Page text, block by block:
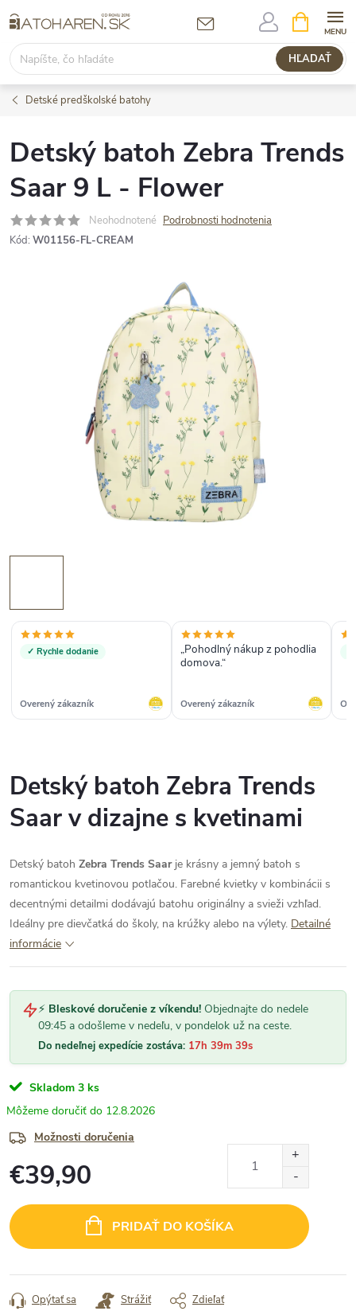
na
obsah
HĽADAŤ
KOŠÍK
Detské predškolské batohy
Detský batoh Zebra Trends
Saar 9 L - Flower
Neohodnotené Podrobnosti hodnotenia
Kód: W01156-FL-CREAM
✓ Rychle dodanie
Overený zákazník
„Pohodlný nákup z pohodlia
domova.“
Overený zákazník
Detský batoh Zebra Trends
Saar v dizajne s kvetinami
Detský batoh Zebra Trends Saarje krásny a jemný batoh s
romantickou kvetinovou potlačou. Farebné kvietky v kombinácii s
decentnými detailmi dodávajú batohu originálny a svieži vzhľad.
Ideálny pre dievčatká do školy, na krúžky alebo na výlety. Detailné
informácie
⚡ Bleskové doručenie z víkendu! Objednajte do nedele
09:45 a odošleme v nedeľu, v pondelok už na ceste.
Do nedeľnej expedície zostáva: 17h 39m 39s
Skladom 3 ks
12.8.2026
Možnosti doručenia
€39,90
cena:
PRIDAŤ DO KOŠÍKA
Opýtať sa Strážiť Zdieľať